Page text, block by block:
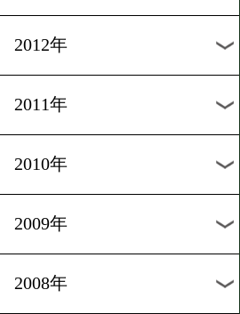
2020年
2018年